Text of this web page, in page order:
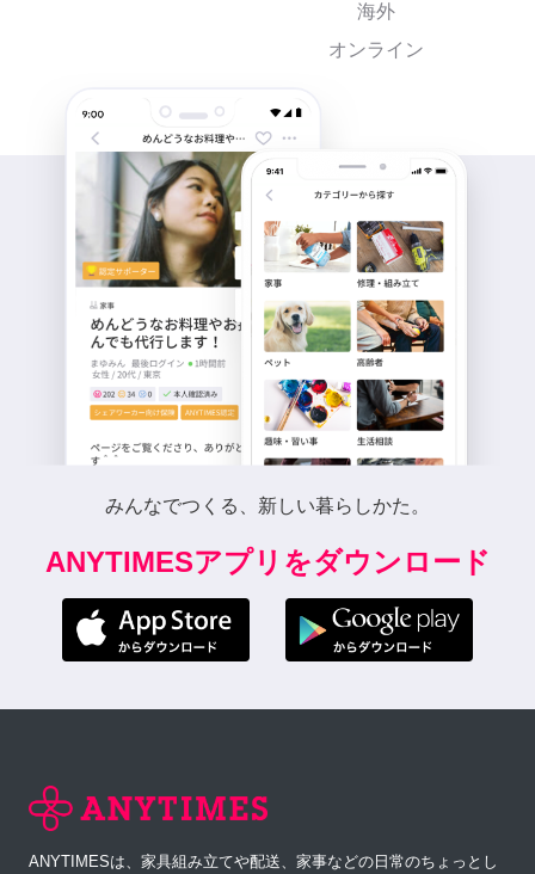
海外
オンライン
みんなでつくる、新しい暮らしかた。
ANYTIMESアプリをダウンロード
ANYTIMESは、家具組み立てや配送、家事などの日常のちょっとし